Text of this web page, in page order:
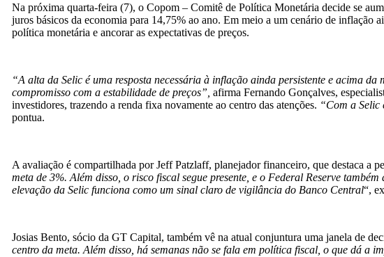
Na próxima quarta-feira (7), o Copom – Comitê de Política Monetária decide se
juros básicos da economia para 14,75% ao ano. Em meio a um cenário de inflação
política monetária e ancorar as expectativas de preços.
“A alta da Selic é uma resposta necessária à inflação ainda persistente e acima
compromisso com a estabilidade de preços”, afirma Fernando Gonçalves,
investidores, trazendo a renda fixa novamente ao centro das atenções. “Com a Selic
pontua.
A avaliação é compartilhada por Jeff Patzlaff, planejador financeiro, que destaca a
meta de 3%. Além disso, o risco fiscal segue presente, e o Federal Reserve
elevação da Selic funciona como um sinal claro de vigilância do Banco Central“,
Josias Bento, sócio da GT Capital, também vê na atual conjuntura uma janela de
centro da meta. Além disso, há semanas não se fala em política fiscal, o que dá a